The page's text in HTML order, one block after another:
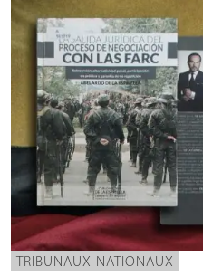
TRIBUNAUX NATIONAUX